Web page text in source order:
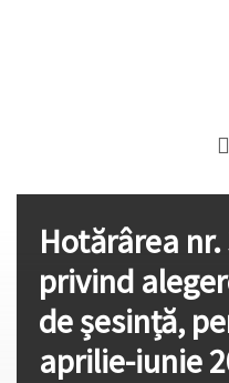
Hotărârea
privind
de șesință,
aprilie-iunie